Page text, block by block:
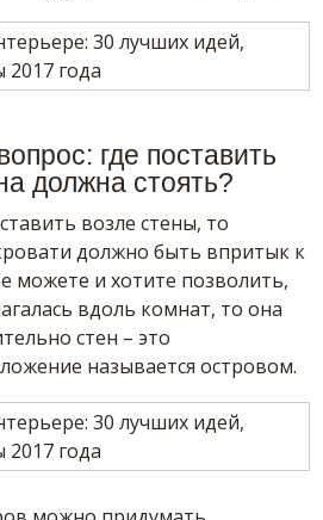
где поставить
должна стоять?
возле стены, то
должно быть впритык к
можете и хотите позволить,
вдоль комнат, то она
стен – это
называется островом.